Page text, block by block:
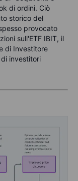
di ordini. Ciò
storico del
provocato
sull'ETF IBIT, il
di Investitore
investitori